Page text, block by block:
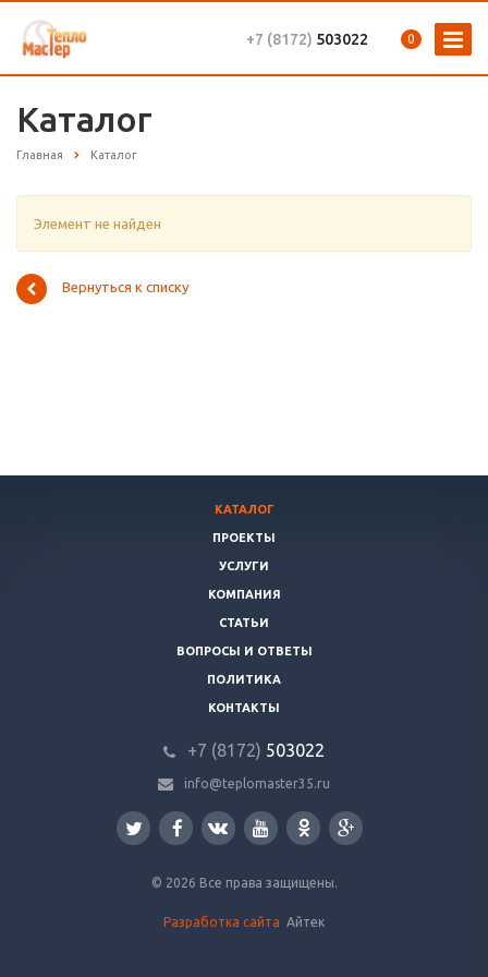
0
+7 (8172) 503022
Каталог
Главная Каталог
Элемент не найден
Вернуться к списку
КАТАЛОГ
ПРОЕКТЫ
УСЛУГИ
КОМПАНИЯ
СТАТЬИ
ВОПРОСЫ И ОТВЕТЫ
ПОЛИТИКА
КОНТАКТЫ
+7 (8172) 503022
info@teplomaster35.ru
© 2026 Все права защищены.
Разработка сайта Айтек